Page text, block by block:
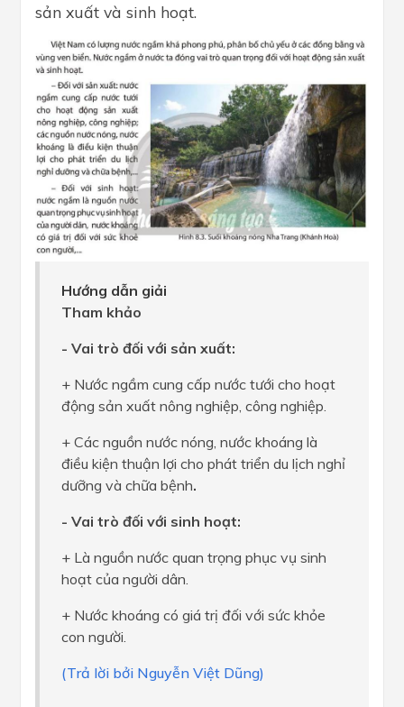
sản xuất và sinh hoạt.
Hướng dẫn giải
Tham khảo
- Vai trò đối với sản xuất:
+ Nước ngầm cung cấp nước tưới cho hoạt
động sản xuất nông nghiệp, công nghiệp.
+ Các nguồn nước nóng, nước khoáng là
điều kiện thuận lợi cho phát triển du lịch nghỉ
dưỡng và chữa bệnh.
- Vai trò đối với sinh hoạt:
+ Là nguồn nước quan trọng phục vụ sinh
hoạt của người dân.
+ Nước khoáng có giá trị đối với sức khỏe
con người.
(Trả lời bởi Nguyễn Việt Dũng)